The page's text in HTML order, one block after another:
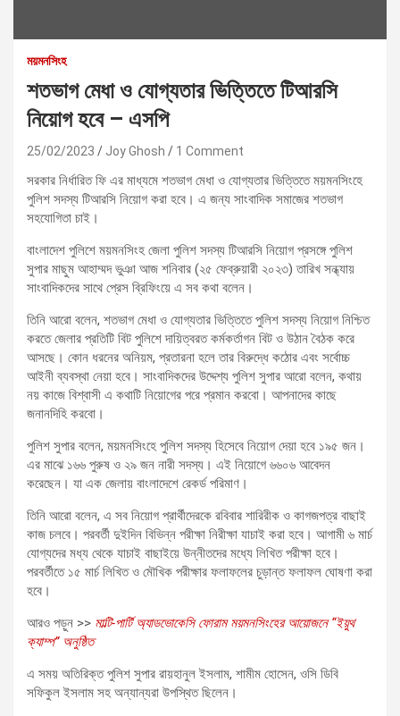
ময়মনসিংহ
শতভাগ মেধা ও যোগ্যতার ভিত্তিতে টিআরসি
নিয়োগ হবে – এসপি
25/02/2023 Joy Ghosh 1 Comment
সরকার নির্ধারিত ফি এর মাধ্যমে শতভাগ মেধা ও যোগ্যতার ভিত্তিতে ময়মনসিংহে
পুলিশ সদস্য টিআরসি নিয়োগ করা হবে। এ জন্য সাংবাদিক সমাজের শতভাগ
সহযোগিতা চাই।
বাংলাদেশ পুলিশে ময়মনসিংহ জেলা পুলিশ সদস্য টিআরসি নিয়োগ প্রসঙ্গে পুলিশ
সুপার মাছুম আহাম্মদ ভুঞা আজ শনিবার (২৫ ফেব্রুয়ারী ২০২৩) তারিখ সন্ধ্যায়
সাংবাদিকদের সাথে প্রেস ব্রিফিংয়ে এ সব কথা বলেন।
তিনি আরো বলেন, শতভাগ মেধা ও যোগ্যতার ভিত্তিতে পুলিশ সদস্য নিয়োগ নিশ্চিত
করতে জেলার প্রতিটি বিট পুলিশে দায়িত্বরত কর্মকর্তাগন বিট ও উঠান বৈঠক করে
আসছে। কোন ধরনের অনিয়ম, প্রতারনা হলে তার বিরুদ্ধে কঠোর এবং সর্বোচ্চ
আইনী ব্যবস্থা নেয়া হবে। সাংবাদিকদের উদ্দেশ্য পুলিশ সুপার আরো বলেন, কথায়
নয় কাজে বিশ্বাসী এ কথাটি নিয়োগের পরে প্রমান করবো। আপনাদের কাছে
জনানদিহি করবো।
পুলিশ সুপার বলেন, ময়মনসিংহে পুলিশ সদস্য হিসেবে নিয়োগ দেয়া হবে ১৯৫ জন।
এর মাঝে ১৬৬ পুরুষ ও ২৯ জন নারী সদস্য। এই নিয়োগে ৬৬০৬ আবেদন
করেছেন। যা এক জেলায় বাংলাদেশে রেকর্ড পরিমাণ।
তিনি আরো বলেন, এ সব নিয়োগ প্রার্থীদেরকে রবিবার শারিরীক ও কাগজপত্র বাছাই
কাজ চলবে। পরবর্তী দুইদিন বিভিন্ন পরীক্ষা নিরীক্ষা যাচাই করা হবে। আগামী ৬ মার্চ
যোগ্যদের মধ্য থেকে যাচাই বাছাইয়ে উন্নীতদের মধ্যে লিখিত পরীক্ষা হবে।
পরবর্তীতে ১৫ মার্চ লিখিত ও মৌখিক পরীক্ষার ফলাফলের চুড়ান্ত ফলাফল ঘোষণা করা
হবে।
আরও পড়ুন >> মাল্টি-পার্টি অ্যাডভোকেসি ফোরাম ময়মনসিংহের আয়োজনে “ইয়ুথ
ক্যাম্প” অনুষ্ঠিত
এ সময় অতিরিক্ত পুলিশ সুপার রায়হানুল ইসলাম, শামীম হোসেন, ওসি ডিবি
সফিকুল ইসলাম সহ অন্যান্যরা উপস্থিত ছিলেন।